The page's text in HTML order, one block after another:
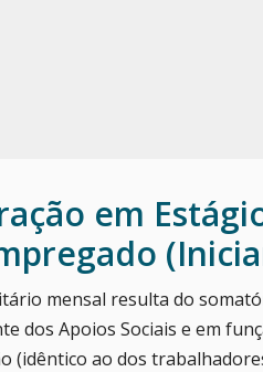
em
mensal resulta do
dos Apoios Sociais e em
(idêntico ao dos